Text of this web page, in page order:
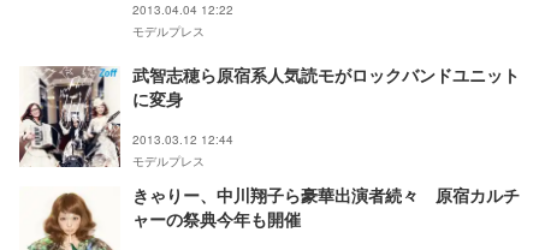
2013.04.04 12:22
モデルプレス
武智志穂ら原宿系人気読モがロックバンドユニット
に変身
2013.03.12 12:44
モデルプレス
きゃりー、中川翔子ら豪華出演者続々 原宿カルチ
ャーの祭典今年も開催